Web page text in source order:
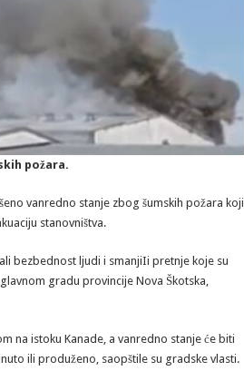
požara.
vanredno stanje zbog šumskih požara koji
stanovništva.
bezbednost ljudi i smanjiIi pretnje koje su
gradu provincije Nova Škotska,
na istoku Kanade, a vanredno stanje će biti
ili produženo, saopštile su gradske vlasti.